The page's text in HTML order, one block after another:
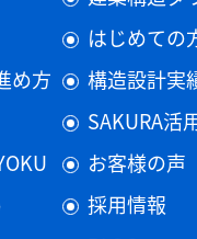
め方
はじめての
構造設計実
SAKURA活
お客様の声
採用情報